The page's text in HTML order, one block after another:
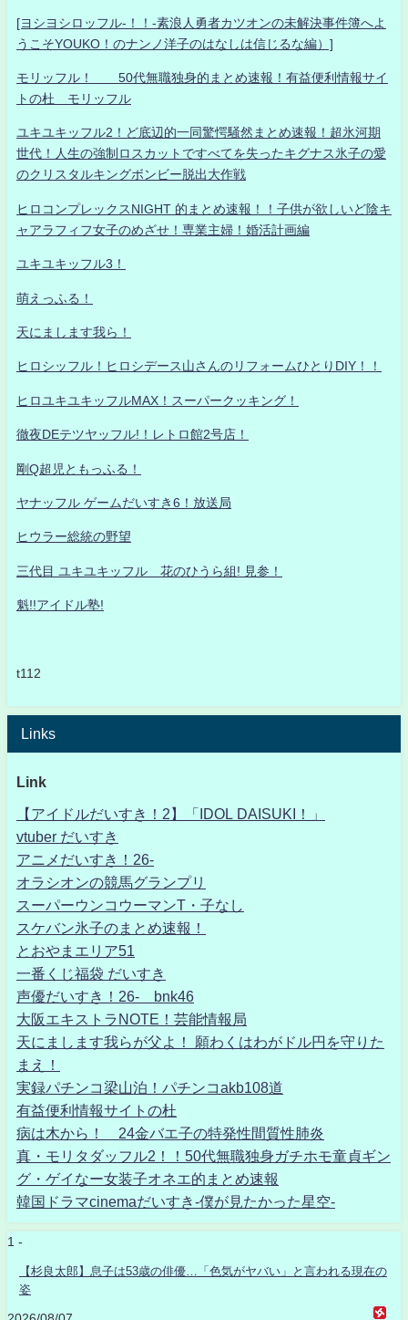
[ヨシヨシロッフル-！！-素浪人勇者カツオンの未解決事件簿へよ
うこそYOUKO！のナンノ洋子のはなしは信じるな編）]
モリッフル！ 50代無職独身的まとめ速報！有益便利情報サイ
トの杜 モリッフル
ユキユキッフル2！ど底辺的一同驚愕騒然まとめ速報！超氷河期
世代！人生の強制ロスカットですべてを失ったキグナス氷子の愛
のクリスタルキングボンビー脱出大作戦
ヒロコンプレックスNIGHT 的まとめ速報！！子供が欲しいど陰キ
ャアラフィフ女子のめざせ！専業主婦！婚活計画編
ユキユキッフル3！
萌えっふる！
天にまします我ら！
ヒロシッフル！ヒロシデース山さんのリフォームひとりDIY！！
ヒロユキユキッフルMAX！スーパークッキング！
徹夜DEテツヤッフル!！レトロ館2号店！
剛Q超児ともっふる！
ヤナッフル ゲームだいすき6！放送局
ヒウラー総統の野望
三代目 ユキユキッフル 花のひうら組! 見参！
魁!!アイドル塾!
t112
Links
Link
【アイドルだいすき！2】「IDOL DAISUKI！」
vtuber だいすき
アニメだいすき！26-
オラシオンの競馬グランプリ
スーパーウンコウーマンT・子なし
スケバン氷子のまとめ速報！
とおやまエリア51
一番くじ福袋 だいすき
声優だいすき！26- bnk46
大阪エキストラNOTE！芸能情報局
天にまします我らが父よ！ 願わくはわがドル円を守りた
まえ！
実録パチンコ梁山泊！パチンコakb108道
有益便利情報サイトの杜
病は木から！ 24金バエ子の特発性間質性肺炎
真・モリタダッフル2！！50代無職独身ガチホモ童貞ギン
グ・ゲイなー女装子オネエ的まとめ速報
韓国ドラマcinemaだいすき-僕が見たかった星空-
1 -
【杉良太郎】息子は53歳の俳優…「色気がヤバい」と言われる現在の
姿